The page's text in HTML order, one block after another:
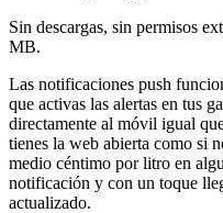
Sin descargas, sin permisos
MB.
Las notificaciones push
que activas las alertas en tus
directamente al móvil igual
tienes la web abierta como si
medio céntimo por litro en
notificación y con un toque
actualizado.